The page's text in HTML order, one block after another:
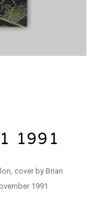
1991
cover by Brian
1991